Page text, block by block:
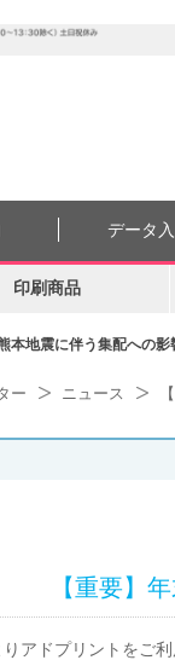
本地震に伴う集配への
データ
印刷商品
ー ニュース
【重要】
アドプリントをご